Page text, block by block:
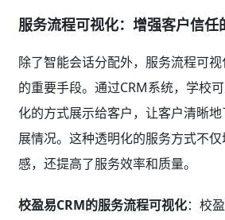
服务流程可视化：增强客户信任
除了智能会话分配外，服务流程可
的重要手段。通过CRM系统，学校
化的方式展示给客户，让客户清晰
展情况。这种透明化的服务方式不
感，还提高了服务效率和质量。
校盈易CRM的服务流程可视化：校